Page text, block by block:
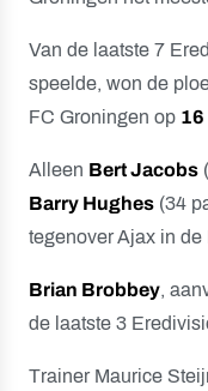
Van de laatste 7
speelde, won de
FC Groningen op 16
Alleen Bert Jacobs
Barry Hughes (34
tegenover Ajax in
Brian Brobbey,
de laatste 3
Trainer Maurice